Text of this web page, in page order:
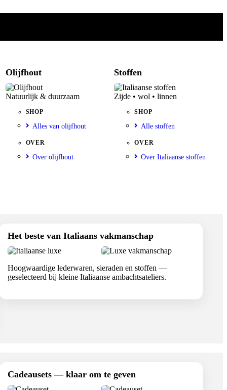
Olijfhout
Natuurlijk & duurzaam
SHOP
Alles van olijfhout
OVER
Over olijfhout
Stoffen
Zijde • wol • linnen
SHOP
Alle stoffen
OVER
Over Italiaanse stoffen
Het beste van Italiaans vakmanschap
Hoogwaardige lederwaren, sieraden en stoffen —
geselecteerd bij kleine Italiaanse ambachtsateliers.
Cadeausets — klaar om te geven